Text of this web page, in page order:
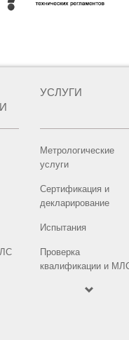
УСЛУГИ
Метрологические
услуги
Сертификация и
декларирование
Испытания
Проверка
квалификации и